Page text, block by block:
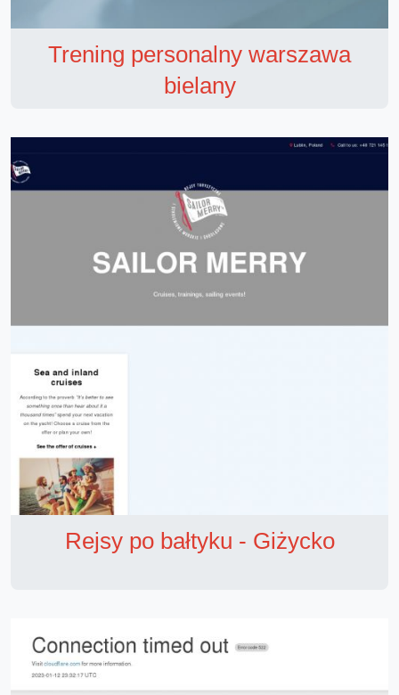
Trening personalny warszawa
bielany
Rejsy po bałtyku - Giżycko